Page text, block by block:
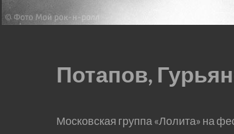
Потапов,
Московская группа «Лолита» на